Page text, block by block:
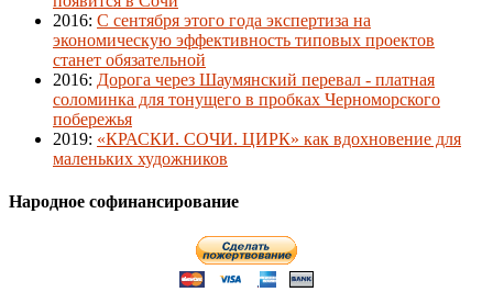
2016: С сентября этого года экспертиза на
экономическую эффективность типовых проектов
станет обязательной
2016: Дорога через Шаумянский перевал - платная
соломинка для тонущего в пробках Черноморского
побережья
2019: «КРАСКИ. СОЧИ. ЦИРК» как вдохновение для
маленьких художников
Народное софинансирование